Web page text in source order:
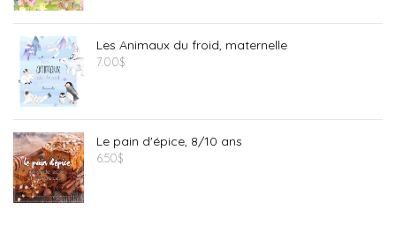
Les Animaux du froid, maternelle
7.00$
Le pain d'épice, 8/10 ans
6.50$